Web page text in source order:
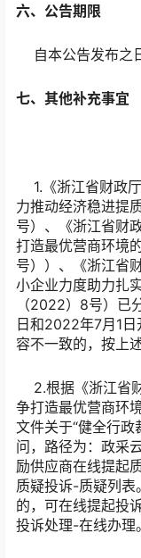
六、公告期限
自本公告发布之
七、其他补充事宜
1.《浙江省财政
力推动经济稳进提
号）、《浙江省财
打造最优营商环境
号））、《浙江省
小企业力度助力扎
（2022）8号）
日和2022年7月1
容不一致的，按上
2.根据《浙江省
争打造最优营商环
文件关于“健全行
问，路径为：政采
励供应商在线提起
质疑投诉-质疑列表
的，可在线提起投
投诉处理-在线办理。